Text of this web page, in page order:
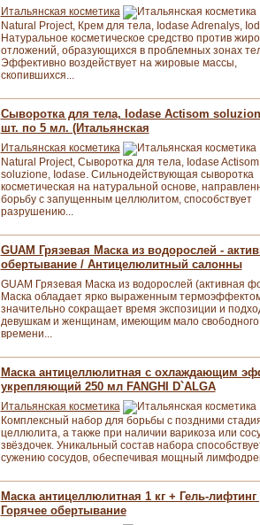
Итальянская косметика
Natural Project, Крем для тела, Iodase Adrenalys,
Натуральное косметическое средство против
отложений, образующихся в проблемных зонах
Эффективно воздействует на жировые массы,
скопившихся...
Сыворотка для тела, Iodase Actisom
шт. по 5 мл. (Итальянская
Итальянская косметика
Natural Project, Сыворотка для тела, Iodase Actisom
soluzione, Iodase. Сильнодействующая сыворотка
косметическая на натуральной основе,
борьбу с запущенным целлюлитом, способствует
разрушению...
GUAM Грязевая Маска из водорослей -
обертывание / Антицелюлитный салонны
GUAM Грязевая Маска из водорослей (активная
Маска обладает ярко выраженным
значительно сокращает время экспозиции и
девушкам и женщинам, имеющим мало свободного
времени...
Маска антицеллюлитная с охлаждающим
укрепляющий 250 мл FANGHI D`ALGA
Итальянская косметика
Комплексный набор для борьбы с поздними
целлюлита, а также при наличии варикоза или
звёздочек. Уникальный состав набора
сужению сосудов, обеспечивая мощный
Маска антицеллюлитная 1 кг + Гель-
Горячее обертывание